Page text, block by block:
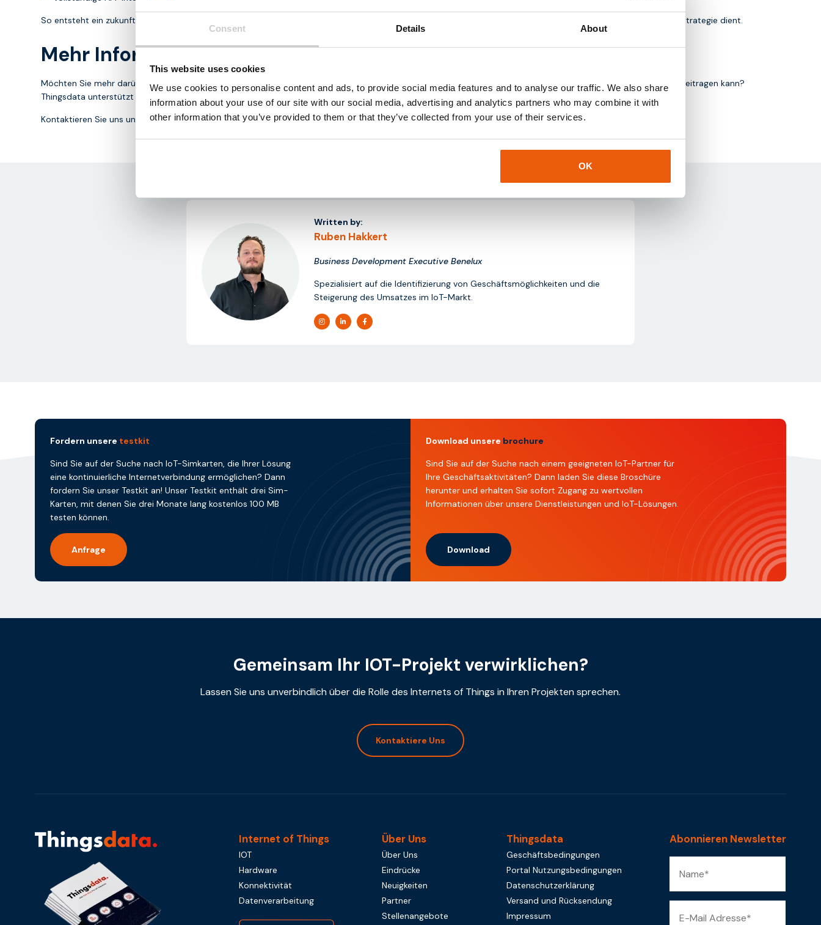
Consent Details About
This website uses cookies
We use cookies to personalise content and ads, to provide social media features and to analyse our traffic. We also share
information about your use of our site with our social media, advertising and analytics partners who may combine it with
other information that you’ve provided to them or that they’ve collected from your use of their services.
OK
So entsteht ein zukunftssicheres Modell, in dem IoT-Konnektivität nicht an einen Operator gebunden ist, sondern vollständig Ihrer technischen und operativen Strategie dient.
Mehr Informationen
Möchten Sie mehr darüber erfahren, wie ein kombinierter Datenpool zu einem skalierbaren und beherrschbaren SIM-Karten-Management in Ihrer Organisation beitragen kann?
Thingsdata unterstützt Sie bei der Ausarbeitung und Umsetzung von Multi-Provider-Strategien in einer zentralen Plattform.
Kontaktieren Sie uns unter +31-85-0443500oder per E-Mail aninfo@thingsdata.com. Wir beraten Sie gern.
Written by:
Ruben Hakkert
Business Development Executive Benelux
Spezialisiert auf die Identifizierung von Geschäftsmöglichkeiten und die
Steigerung des Umsatzes im IoT-Markt.
Fordern unsere testkit
Sind Sie auf der Suche nach IoT-Simkarten, die Ihrer Lösung
eine kontinuierliche Internetverbindung ermöglichen? Dann
fordern Sie unser Testkit an! Unser Testkit enthält drei Sim-
Karten, mit denen Sie drei Monate lang kostenlos 100 MB
testen können.
Anfrage
Download unsere brochure
Sind Sie auf der Suche nach einem geeigneten IoT-Partner für
Ihre Geschäftsaktivitäten? Dann laden Sie diese Broschüre
herunter und erhalten Sie sofort Zugang zu wertvollen
Informationen über unsere Dienstleistungen und IoT-Lösungen.
Download
Gemeinsam Ihr IOT-Projekt verwirklichen?
Lassen Sie uns unverbindlich über die Rolle des Internets of Things in Ihren Projekten sprechen.
Kontaktiere Uns
Internet of Things
IOT
Hardware
Konnektivität
Datenverarbeitung
Über Uns
Über Uns
Eindrücke
Neuigkeiten
Partner
Stellenangebote
Thingsdata
Geschäftsbedingungen
Portal Nutzungsbedingungen
Datenschutzerklärung
Versand und Rücksendung
Impressum
Abonnieren Newsletter